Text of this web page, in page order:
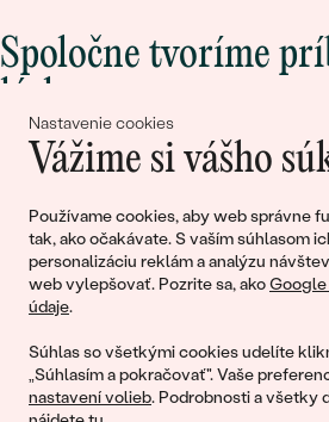
Nastavenie cookies
Vážime si vášho
Používame cookies, aby web správne
tak, ako očakávate. S vaším súhlasom
personalizáciu reklám a analýzu
web vylepšovať. Pozrite sa, akoGoogle
údaje.
Súhlas so všetkými cookies udelíte
„Súhlasím a pokračovať". Vaše
nastavení volieb. Podrobnosti a všetky
Spoločne tvoríme
Pripojte sa k nám!
© 2011 - 2026, Eppi.sk